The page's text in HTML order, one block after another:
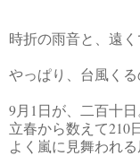
時折の雨音と、遠く
やっぱり、台風くる
9月1日が、二百十日
立春から数えて210
よく嵐に見舞われ